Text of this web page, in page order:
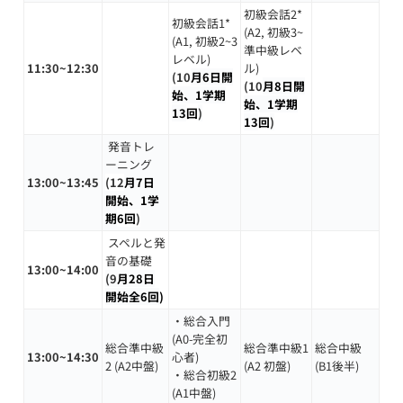
11:30~12:30
初級会話1*
(A1, 初級2~3
レベル)
(10月6日開
始、1学期
13回)
初級会話2*
(A2, 初級3~
準中級レベ
ル)
(10月8日開
始、1学期
13回)
13:00~13:45
発音トレ
ーニング
(12月7日
開始、1学
期6回)
13:00~14:00
スペルと発
音の基礎
(9月28日
開始全6回)
13:00~14:30
総合準中級
2 (A2中盤)
・ 総合入門
(A0-完全初
心者)
・総合初級2
(A1中盤)
総合準中級1
(A2初盤)
総合中級
(B1後半)